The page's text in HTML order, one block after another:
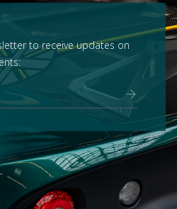
to receive updates on